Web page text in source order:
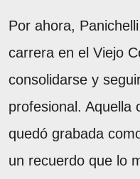
Por ahora,
carrera en el Viejo
consolidarse y
profesional. Aquella
quedó grabada
un recuerdo que lo